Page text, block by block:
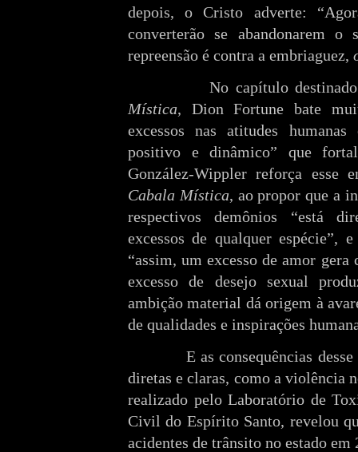
depois, o Cristo adverte:
converterão se abandonarem o
repreensão é contra a embriaguez,
No capítulo
Mística, Dion Fortune bate
excessos nas atitudes
positivo e dinâmico” que
González-Wippler reforça esse
Cabala Mística, ao propor que a
respectivos demônios “está
excessos de qualquer espécie”,
“assim, um excesso de amor gera
excesso de desejo sexual
ambição material dá origem à
de qualidades e inspirações
E as consequências
diretas e claras, como a violência
realizado pelo Laboratório de
Civil do Espírito Santo, revelou
acidentes de trânsito no estado